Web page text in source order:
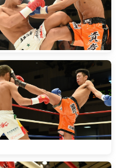
العربية